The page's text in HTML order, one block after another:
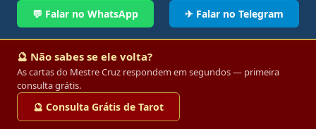
💬 Falar no WhatsApp ✈ Falar no Telegram
🔮 Não sabes se ele volta?
As cartas do Mestre Cruz respondem em segundos — primeira
consulta grátis.
🔮 Consulta Grátis de Tarot